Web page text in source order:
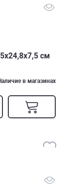
см
в магазинах